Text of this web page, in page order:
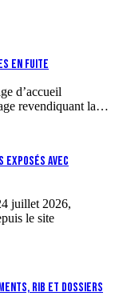
en fuite
d’accueil
revendiquant la…
exposés avec
juillet 2026,
le site
RIB et dossiers